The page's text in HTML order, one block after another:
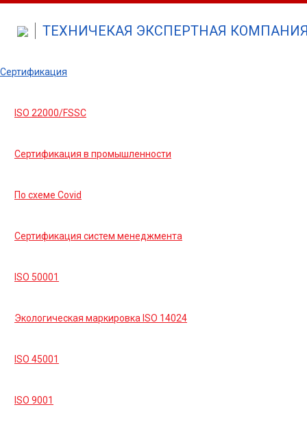
ТЕХНИЧЕКАЯ ЭКСПЕРТНАЯ КОМПАНИЯ
Сертификация
ISO 22000/FSSC
Сертификация в промышленности
По схеме Covid
Сертификация систем менеджмента
ISO 50001
Экологическая маркировка ISO 14024
ISO 45001
ISO 9001